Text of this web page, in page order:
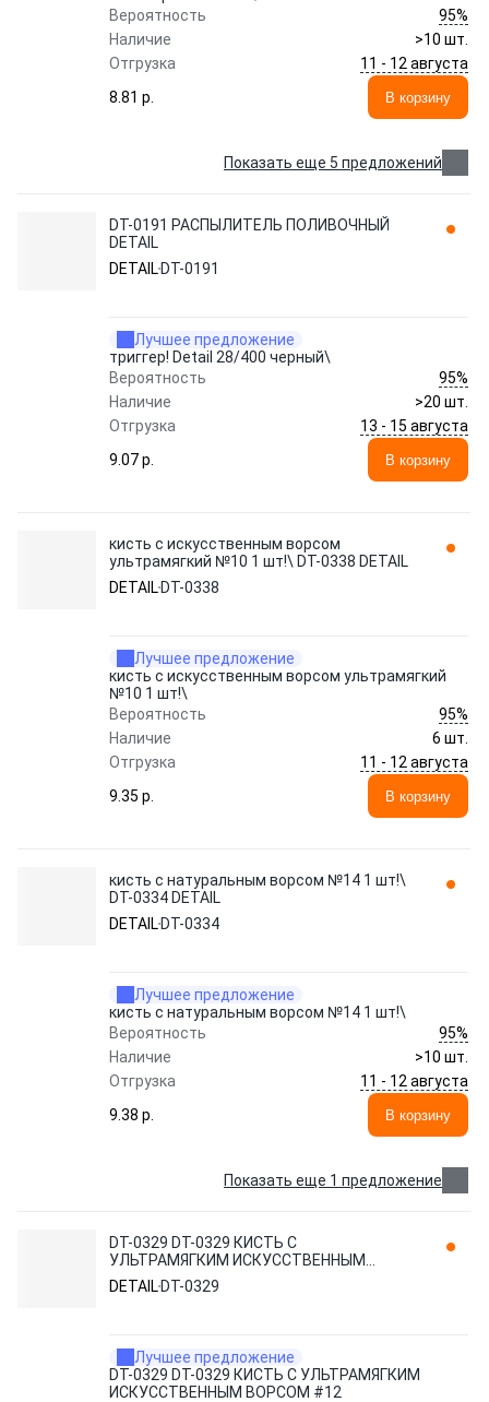
Вероятность
95%
Наличие
>10 шт.
Отгрузка
11 - 12 августа
8.81 p.
В корзину
Показать еще 5 предложений
DT-0191 РАСПЫЛИТЕЛЬ ПОЛИВОЧНЫЙ
DETAIL
DETAIL DT-0191
Лучшее предложение
триггер! Detail 28/400 черный\
Вероятность
95%
Наличие
>20 шт.
Отгрузка
13 - 15 августа
9.07 p.
В корзину
кисть с искусственным ворсом
ультрамягкий №10 1 шт!\ DT-0338 DETAIL
DETAIL DT-0338
Лучшее предложение
кисть с искусственным ворсом ультрамягкий
№10 1 шт!\
Вероятность
95%
Наличие
6 шт.
Отгрузка
11 - 12 августа
9.35 p.
В корзину
кисть с натуральным ворсом №14 1 шт!\
DT-0334 DETAIL
DETAIL DT-0334
Лучшее предложение
кисть с натуральным ворсом №14 1 шт!\
Вероятность
95%
Наличие
>10 шт.
Отгрузка
11 - 12 августа
9.38 p.
В корзину
Показать еще 1 предложение
DT-0329 DT-0329 КИСТЬ С
УЛЬТРАМЯГКИМ ИСКУССТВЕННЫМ
ВОРСОМ #12 DETAIL
DETAIL DT-0329
Лучшее предложение
DT-0329 DT-0329 КИСТЬ С УЛЬТРАМЯГКИМ
ИСКУССТВЕННЫМ ВОРСОМ #12